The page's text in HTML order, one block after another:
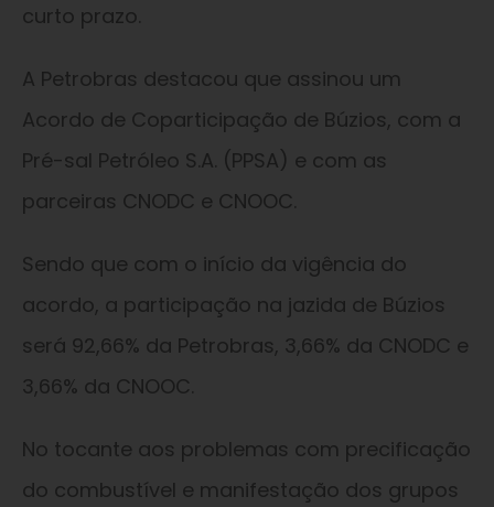
curto prazo.
A Petrobras destacou que assinou um
Acordo de Coparticipação de Búzios, com a
Pré-sal Petróleo S.A. (PPSA) e com as
parceiras CNODC e CNOOC.
Sendo que com o início da vigência do
acordo, a participação na jazida de Búzios
será 92,66% da Petrobras, 3,66% da CNODC e
3,66% da CNOOC.
No tocante aos problemas com precificação
do combustível e manifestação dos grupos